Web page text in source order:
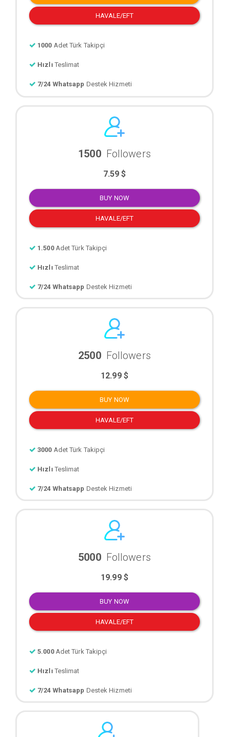
HAVALE/EFT
1000 Adet Türk Takipçi
Hızlı Teslimat
7/24 Whatsapp Destek Hizmeti
1500 Followers
7.59 $
BUY NOW
HAVALE/EFT
1.500 Adet Türk Takipçi
Hızlı Teslimat
7/24 Whatsapp Destek Hizmeti
2500 Followers
12.99 $
BUY NOW
HAVALE/EFT
3000 Adet Türk Takipçi
Hızlı Teslimat
7/24 Whatsapp Destek Hizmeti
5000 Followers
19.99 $
BUY NOW
HAVALE/EFT
5.000 Adet Türk Takipçi
Hızlı Teslimat
7/24 Whatsapp Destek Hizmeti